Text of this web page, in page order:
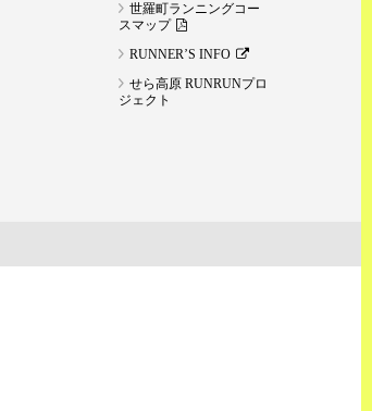
世羅町ランニングコー
スマップ
RUNNER’S INFO
せら高原 RUNRUNプロ
ジェクト